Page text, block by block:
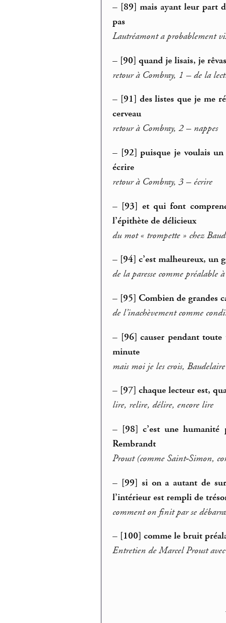
– [89] mais ayant leur part
pas
Lautréamont a probablement
– [90] quand je lisais, je
retour à Combray, 1 – de la
– [91] des listes que je me
cerveau
retour à Combray, 2 – nappes
– [92] puisque je voulais
écrire
retour à Combray, 3 – écrire
– [93] et qui font
l’épithète de délicieux
du mot « trompette » chez
– [94] c’est malheureux, un
de la paresse comme préalable
– [95] Combien de grandes
de l’inachèvement comme
– [96] causer pendant
minute
mais moi je les crois,
– [97] chaque lecteur est,
lire, relire, délire, encore lire
– [98] c’est une
Rembrandt
Proust (comme Saint-Simon,
– [99] si on a autant de
l’intérieur est rempli de
comment on finit par se
– [100] comme le bruit
Entretien de Marcel Proust